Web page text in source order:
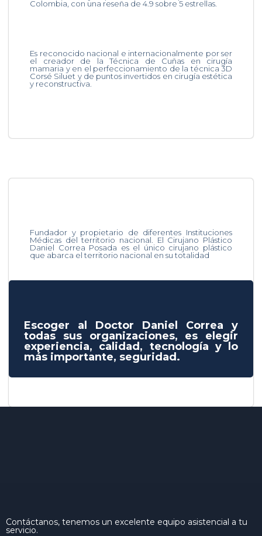
Colombia, con una reseña de 4.9 sobre 5 estrellas.
Es reconocido nacional e internacionalmente por ser
el creador de la Técnica de Cuñas en cirugía
mamaria y en el perfeccionamiento de la técnica 3D
Corsé Siluet y de puntos invertidos en cirugía estética
y reconstructiva.
Fundador y propietario de diferentes Instituciones
Médicas del territorio nacional. El Cirujano Plástico
Daniel Correa Posada es el único cirujano plástico
que abarca el territorio nacional en su totalidad
Escoger al Doctor Daniel Correa y
todas sus organizaciones, es elegir
experiencia, calidad, tecnología y lo
más importante, seguridad.
Contáctanos, tenemos un excelente equipo asistencial a tu
servicio.